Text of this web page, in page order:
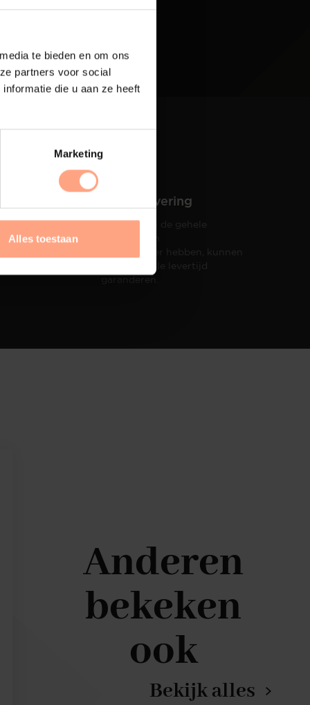
te bieden en om ons
partners voor social
die u aan ze heeft
Marketing
Alles toestaan
tot
Snelle levering
Doordat wij de gehele
eigen beheer hebben, kunnen
wij een snelle levertijd
Anderen
bekeken
ook
Bekijk alles